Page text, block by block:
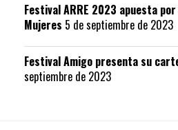
Festival ARRE 2023 apuesta
Mujeres 5 de septiembre de 2023
Festival Amigo presenta su
septiembre de 2023